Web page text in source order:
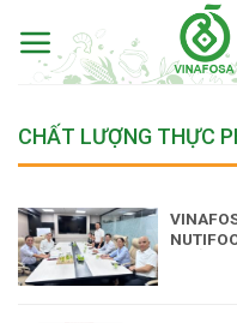
content
CHẤT LƯỢNG THỰC